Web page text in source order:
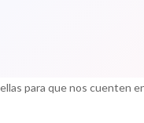
para que nos cuenten